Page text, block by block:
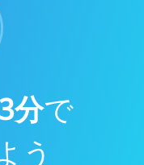
3分で
う